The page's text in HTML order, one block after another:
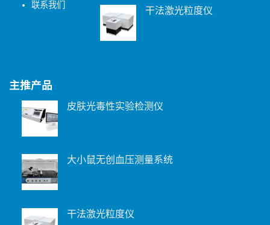
联系我们
干法激光粒度仪
主推产品
皮肤光毒性实验检测仪
大小鼠无创血压测量系统
干法激光粒度仪